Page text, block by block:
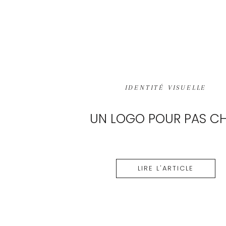
LIRE L'ARTICLE
UN LOGO POUR PAS
IDENTITÉ VISUELLE